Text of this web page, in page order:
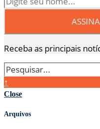
Receba as principais
↑
Close
Arquivos